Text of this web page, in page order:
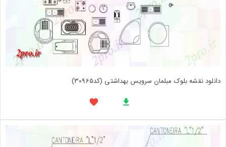
دانلود نقشه بلوک مبلمان سرویس بهداشتی (کد30965)